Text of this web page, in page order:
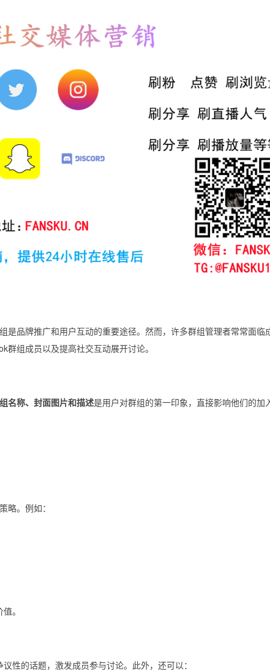
品牌推广和用户互动的重要途径。然而，许多群组管理者常常面临
组成员以及提高社交互动展开讨论。
名称、封面图片和描述是用户对群组的第一印象，直接影响他们的加
略。例如：
。
性的话题，激发成员参与讨论。此外，还可以：